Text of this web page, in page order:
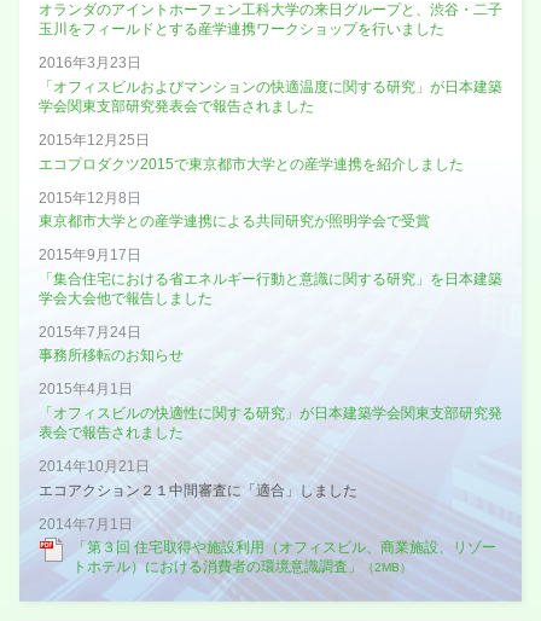
オランダのアイントホーフェン工科大学の来日グループと、渋谷・二子
玉川をフィールドとする産学連携ワークショップを行いました
2016年3月23日
「オフィスビルおよびマンションの快適温度に関する研究」が日本建築
学会関東支部研究発表会で報告されました
2015年12月25日
エコプロダクツ2015で東京都市大学との産学連携を紹介しました
2015年12月8日
東京都市大学との産学連携による共同研究が照明学会で受賞
2015年9月17日
「集合住宅における省エネルギー行動と意識に関する研究」を日本建築
学会大会他で報告しました
2015年7月24日
事務所移転のお知らせ
2015年4月1日
「オフィスビルの快適性に関する研究」が日本建築学会関東支部研究発
表会で報告されました
2014年10月21日
エコアクション２１中間審査に「適合」しました
2014年7月1日
「第３回 住宅取得や施設利用（オフィスビル、商業施設、リゾー
トホテル）における消費者の環境意識調査」
（2MB）